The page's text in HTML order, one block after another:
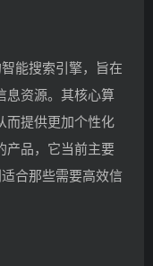
能搜索引擎，旨在
息资源。其核心算
而提供更加个性化
产品，它当前主要
合那些需要高效信